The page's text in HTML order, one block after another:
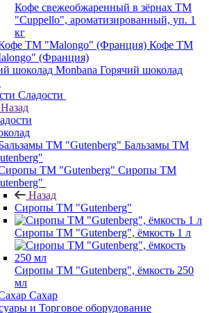
Кофе свежеобжаренный в зёрнах ТМ
"Cuppello", ароматизированный, уп. 1
кг
Кофе ТМ
(Франция)
Горячий шоколад
Сладости
Назад
Бальзамы ТМ
Сиропы ТМ
Назад
Сиропы ТМ "Gutenberg"
Сиропы ТМ "Gutenberg", ёмкость 1 л
Сиропы ТМ "Gutenberg", ёмкость 250
мл
Сахар